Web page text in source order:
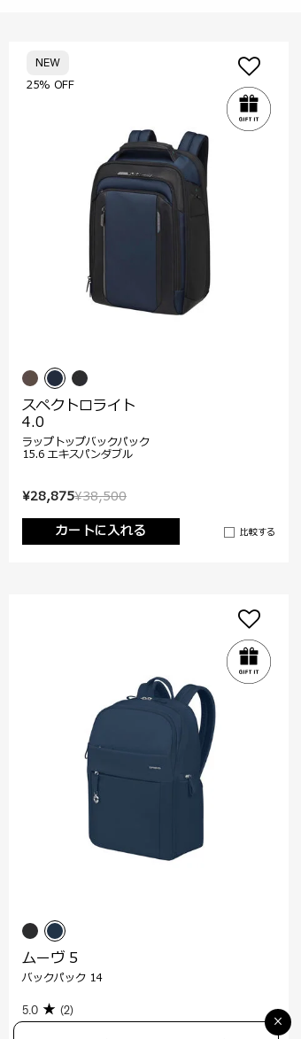
×
¥38,500
¥28,875
カートに入れる
比較する
25% OFF
NEW
スペクトロライト
4.0
ラップトップバックパック
15.6 エキスパンダブル
ムーヴ 5
バックパック 14
5.0 (2)